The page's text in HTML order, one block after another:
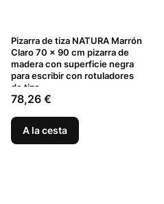
Pizarra de tiza NATURA Marrón
Claro 70 x 90 cm pizarra de
madera con superficie negra
para escribir con rotuladores
de tiza
Precio
78,26 €
A la cesta